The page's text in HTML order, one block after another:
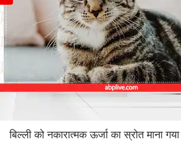
बिल्ली को नकारात्मक ऊर्जा का स्रोत माना